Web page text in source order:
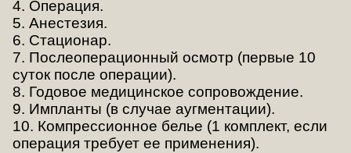
4. Операция.
5. Анестезия.
6. Стационар.
7. Послеоперационный осмотр (первые 10
суток после операции).
8. Годовое медицинское сопровождение.
9. Импланты (в случае аугментации).
10. Компрессионное белье (1 комплект, если
операция требует ее применения).